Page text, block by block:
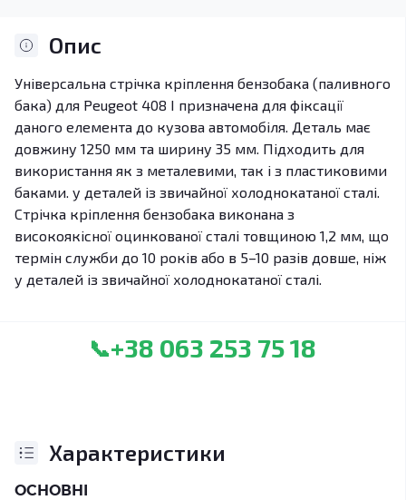
Опис
Універсальна стрічка кріплення бензобака (паливного
бака) для Peugeot 408 I призначена для фіксації
даного елемента до кузова автомобіля. Деталь має
довжину 1250 мм та ширину 35 мм. Підходить для
використання як з металевими, так і з пластиковими
баками. у деталей із звичайної холоднокатаної сталі.
Стрічка кріплення бензобака виконана з
високоякісної оцинкованої сталі товщиною 1,2 мм, що
термін служби до 10 років або в 5–10 разів довше, ніж
у деталей із звичайної холоднокатаної сталі.
📞+38 063 253 75 18
Характеристики
ОСНОВНІ